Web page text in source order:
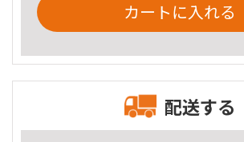
カートに入れる
配送する